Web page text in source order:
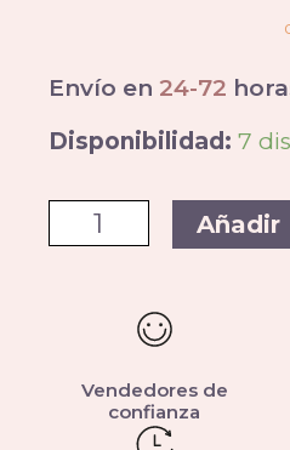
Envío en 24-72
Disponibilidad: 7
Añadir
Vendedores de
confianza